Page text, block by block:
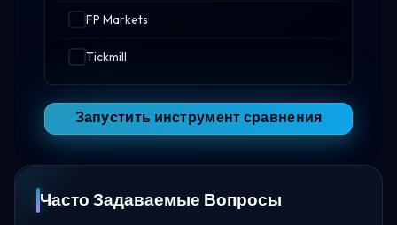
FP Markets
Tickmill
Запустить инструмент сравнения
Часто Задаваемые Вопросы